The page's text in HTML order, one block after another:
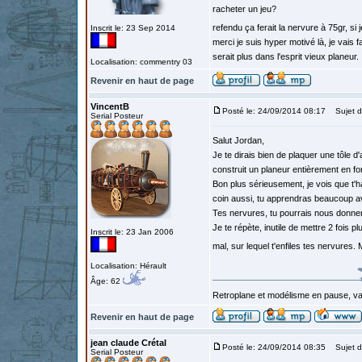
Inscrit le: 23 Sep 2014
Localisation: commentry 03
racheter un jeu?
refendu ça ferait la nervure à 75gr, si
merci je suis hyper motivé là, je vais
serait plus dans l'esprit vieux planeur.
Revenir en haut de page
VincentB
Serial Posteur
Inscrit le: 23 Jan 2006
Localisation: Hérault
Âge: 62
Posté le: 24/09/2014 08:17 Sujet
Salut Jordan,
Je te dirais bien de plaquer une tôle
construit un planeur entièrement en
Bon plus sérieusement, je vois que
coin aussi, tu apprendras beaucoup
Tes nervures, tu pourrais nous
Je te répète, inutile de mettre 2 fois
mal, sur lequel t'enfiles tes nervures.
Retroplane et modélisme en pause,
Revenir en haut de page
jean claude Crétal
Serial Posteur
Posté le: 24/09/2014 08:35 Sujet